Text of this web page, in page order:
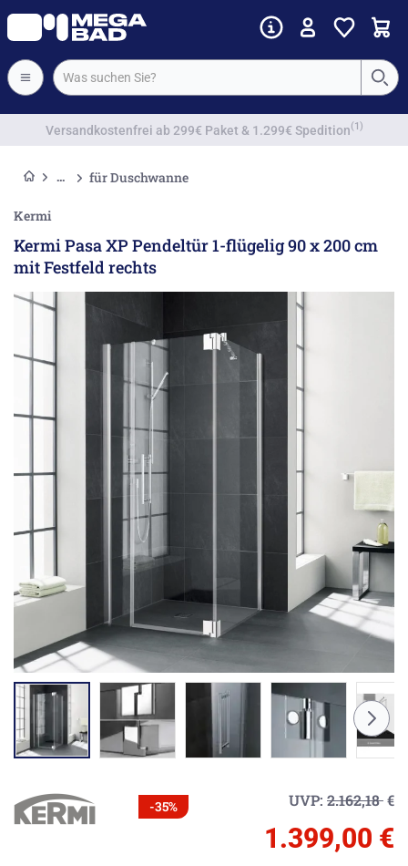
Vorkassenrabatt
für Duschwanne
Kermi
Kermi Pasa XP Pendeltür 1-flügelig 90 x 200 cm
mit Festfeld rechts
-35% UVP: 2.162,18€
1.399,00 €